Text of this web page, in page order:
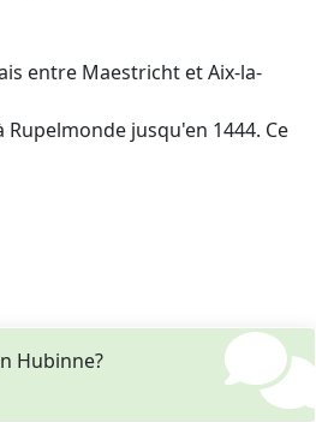
entre Maestricht et Aix-la-
jusqu'en 1444. Ce
Hubinne?